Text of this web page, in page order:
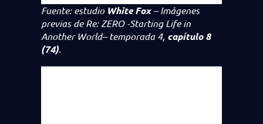
Fuente: estudio White Fox– Imágenes
previas deRe: ZERO -Starting Life in
Another World– temporada 4, capítulo 8
(74).